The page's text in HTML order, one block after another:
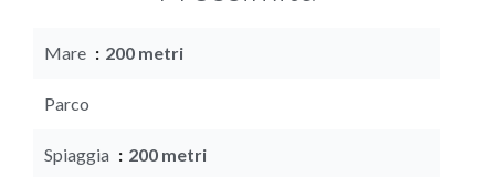
Mare 200 metri
Parco
Spiaggia 200 metri